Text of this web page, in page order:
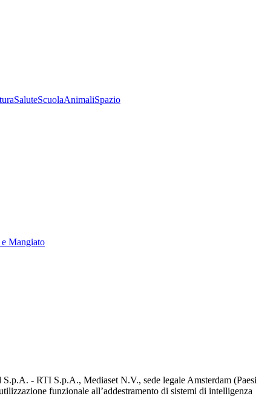
SaluteScuolaAnimaliSpazio
Mangiato
- RTI S.p.A., Mediaset N.V., sede legale Amsterdam (Paesi
funzionale all’addestramento di sistemi di intelligenza